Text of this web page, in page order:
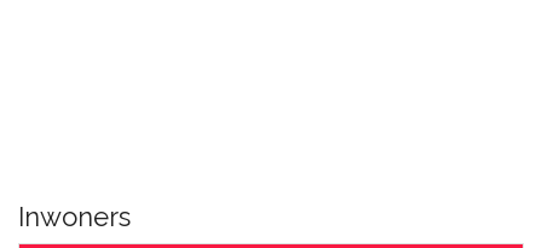
Inwoners